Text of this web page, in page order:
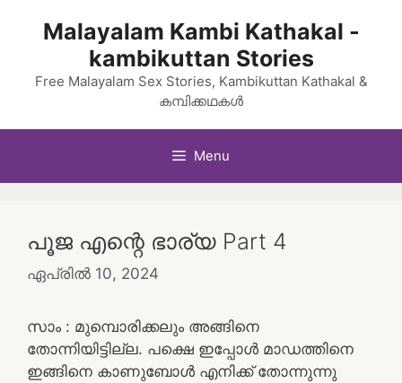
Malayalam Kambi Kathakal -
kambikuttan Stories
Free Malayalam Sex Stories, Kambikuttan Kathakal &
കമ്പിക്കഥകൾ
Menu
പൂജ എന്റെ ഭാര്യ Part 4
ഏപ്രിൽ 10, 2024
സാം : മുമ്പൊരിക്കലും അങ്ങിനെ
തോന്നിയിട്ടില്ല. പക്ഷെ ഇപ്പോൾ മാഡത്തിനെ
ഇങ്ങിനെ കാണുബോൾ എനിക്ക് തോന്നുന്നു